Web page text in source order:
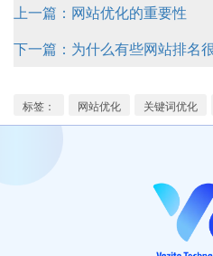
上一篇：网站优化的重要性
下一篇：为什么有些网站排名
标签： 网站优化 关键词优化